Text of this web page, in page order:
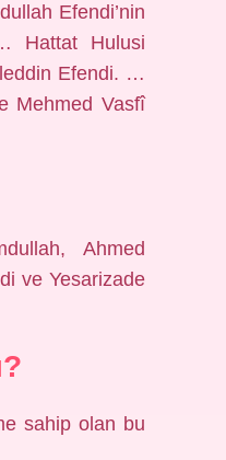
Efendi’nin
Hattat Hulusi
Efendi. …
Mehmed Vasfî
Ahmed
ve Yesarizade
sahip olan bu